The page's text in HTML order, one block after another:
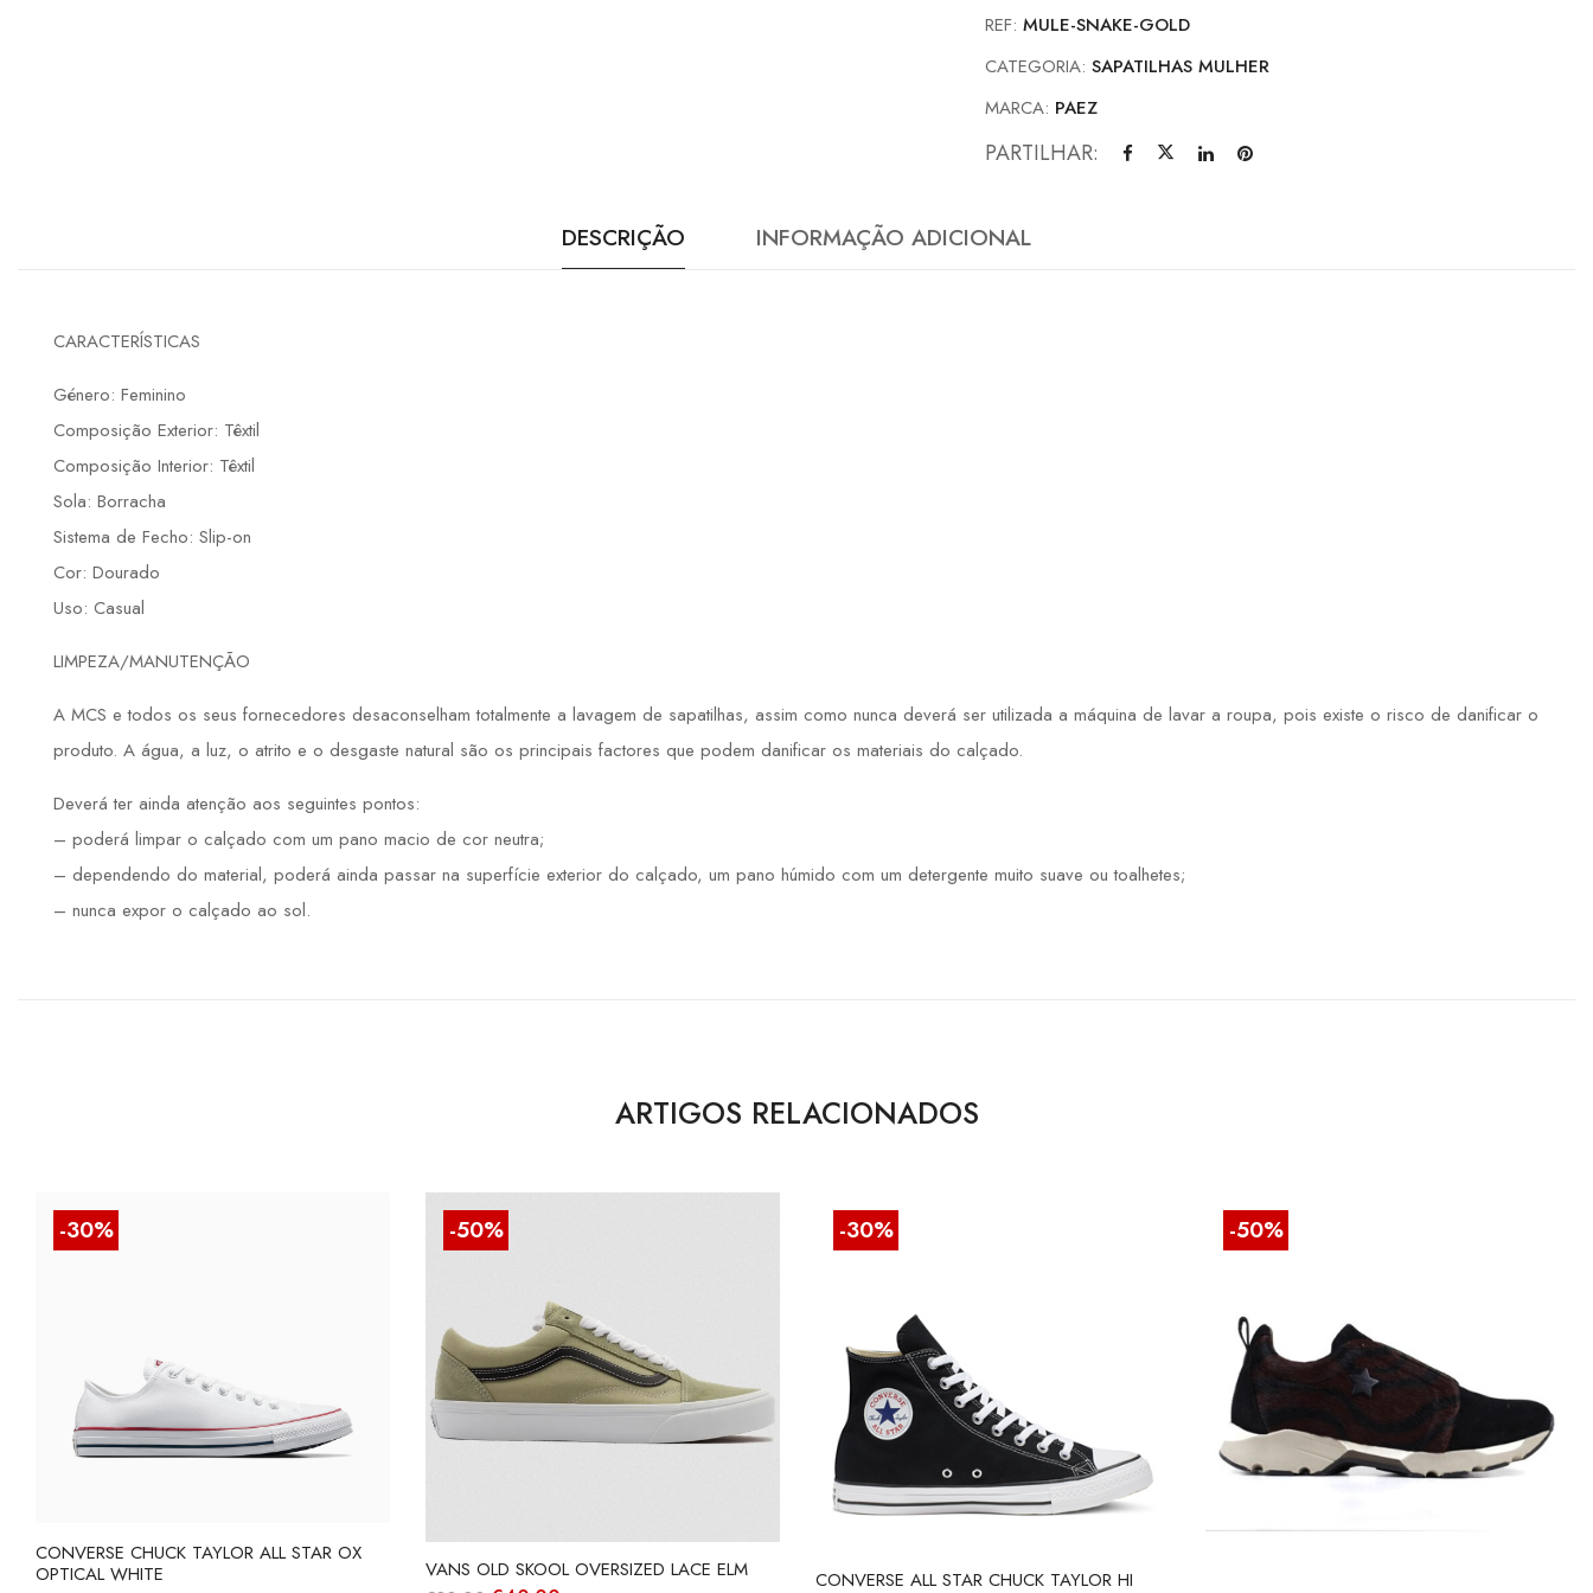
REF:MULE-SNAKE-GOLD
CATEGORIA:SAPATILHAS MULHER
MARCA: PAEZ
PARTILHAR:
DESCRIÇÃO INFORMAÇÃO ADICIONAL
CARACTERÍSTICAS
Género: Feminino
Composição Exterior: Têxtil
Composição Interior: Têxtil
Sola: Borracha
Sistema de Fecho: Slip-on
Cor: Dourado
Uso: Casual
LIMPEZA/MANUTENÇÃO
A MCS e todos os seus fornecedores desaconselham totalmente a lavagem de sapatilhas, assim como nunca deverá ser utilizada a máquina de lavar a roupa, pois existe o risco de danificar o
produto. A água, a luz, o atrito e o desgaste natural são os principais factores que podem danificar os materiais do calçado.
Deverá ter ainda atenção aos seguintes pontos:
– poderá limpar o calçado com um pano macio de cor neutra;
– dependendo do material, poderá ainda passar na superfície exterior do calçado, um pano húmido com um detergente muito suave ou toalhetes;
– nunca expor o calçado ao sol.
ARTIGOS RELACIONADOS
-30%
CONVERSE CHUCK TAYLOR ALL STAR OX
OPTICAL WHITE
-50%
VANS OLD SKOOL OVERSIZED LACE ELM
-30%
CONVERSE ALL STAR CHUCK TAYLOR HI
-50%